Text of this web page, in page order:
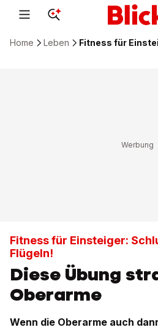
Home Leben Fitness für
Fitness für Einsteiger:
Flügeln!
Diese Übung
Oberarme
Wenn die Oberarme auch